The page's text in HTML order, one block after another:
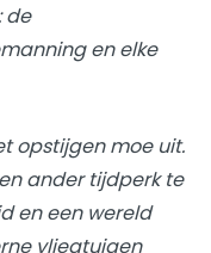
de
en elke
opstijgen moe uit.
ander tijdperk te
en een wereld
vliegtuigen